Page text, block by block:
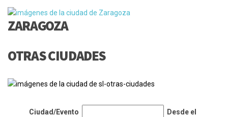
ZARAGOZA
OTRAS CIUDADES
Ciudad/Evento
Desde el